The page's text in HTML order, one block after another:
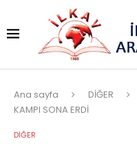
Ana sayfa DİĞER
KAMPI SONA ERDİ
DİĞER